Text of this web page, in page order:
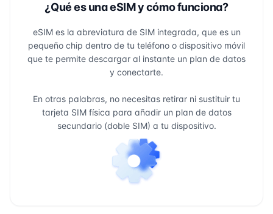
¿Qué es una eSIM y cómo funciona?
eSIM es la abreviatura de SIM integrada, que es un
pequeño chip dentro de tu teléfono o dispositivo móvil
que te permite descargar al instante un plan de datos
y conectarte.
En otras palabras, no necesitas retirar ni sustituir tu
tarjeta SIM física para añadir un plan de datos
secundario (doble SIM) a tu dispositivo.